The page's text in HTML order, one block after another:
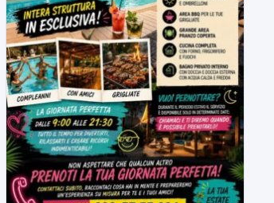
ULTIMI VIDEO
TUTTI I VIDEO